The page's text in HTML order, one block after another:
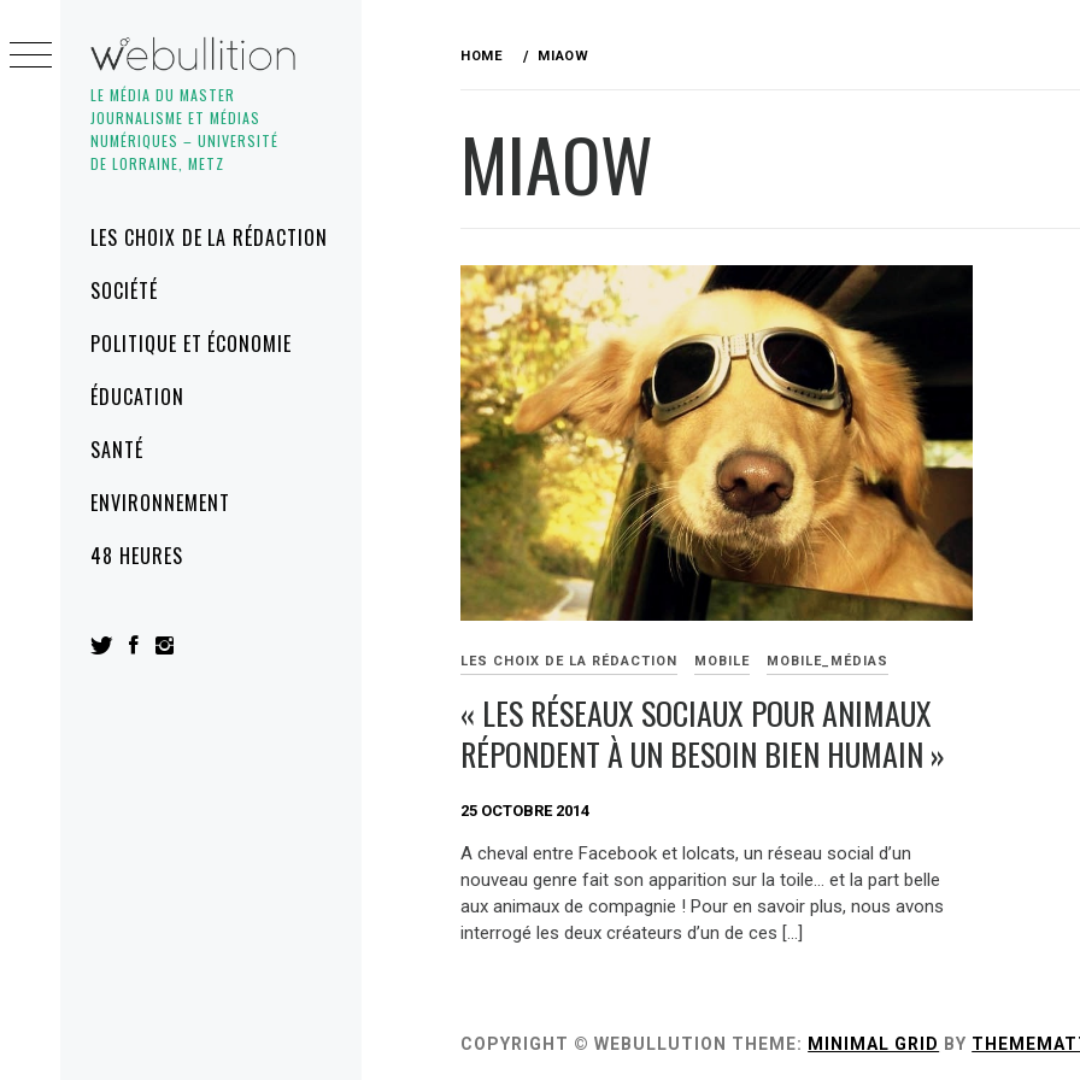
LE MÉDIA DU MASTER
JOURNALISME ET MÉDIAS
NUMÉRIQUES – UNIVERSITÉ
DE LORRAINE, METZ
MenuLES CHOIX DE LA RÉDACTION
SOCIÉTÉ
POLITIQUE ET ÉCONOMIE
ÉDUCATION
SANTÉ
ENVIRONNEMENT
48 HEURES
to
content
HOME MIAOW
MIAOW
LES CHOIX DE LA RÉDACTION MOBILE MOBILE_MÉDIAS
« LES RÉSEAUX SOCIAUX POUR ANIMAUX
RÉPONDENT À UN BESOIN BIEN HUMAIN »
25 OCTOBRE 2014
A cheval entre Facebook et lolcats, un réseau social d’un
nouveau genre fait son apparition sur la toile… et la part belle
aux animaux de compagnie ! Pour en savoir plus, nous avons
interrogé les deux créateurs d’un de ces […]
COPYRIGHT © WEBULLUTION THEME: MINIMAL GRID BY